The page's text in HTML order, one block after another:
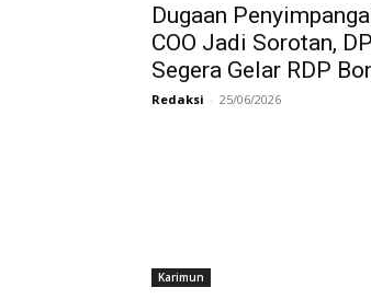
Dugaan
COO Jadi Sorotan,
Segera Gelar RDP
Redaksi - 25/06/2026
Karimun